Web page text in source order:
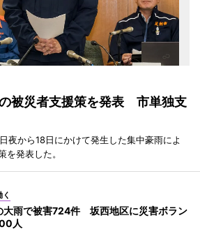
被災者支援策を発表 市単独支
夜から18日にかけて発生した集中豪雨によ
を発表した。
大雨で被害724件 坂西地区に災害ボラン
人